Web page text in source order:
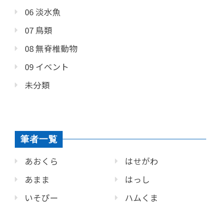
06 淡水魚
07 鳥類
08 無脊椎動物
09 イベント
未分類
筆者一覧
あおくら
あまま
いそぴー
はせがわ
はっし
ハムくま